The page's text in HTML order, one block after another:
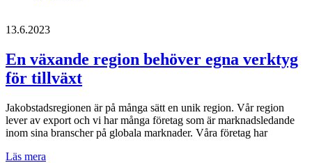
13.6.2023
En växande region behöver egna verktyg
för tillväxt
Jakobstadsregionen är på många sätt en unik region. Vår region
lever av export och vi har många företag som är marknadsledande
inom sina branscher på globala marknader. Våra företag har
Läs mera